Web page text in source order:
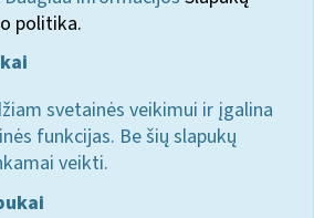
politika.
svetainės veikimui ir įgalina
funkcijas. Be šių slapukų
veikti.